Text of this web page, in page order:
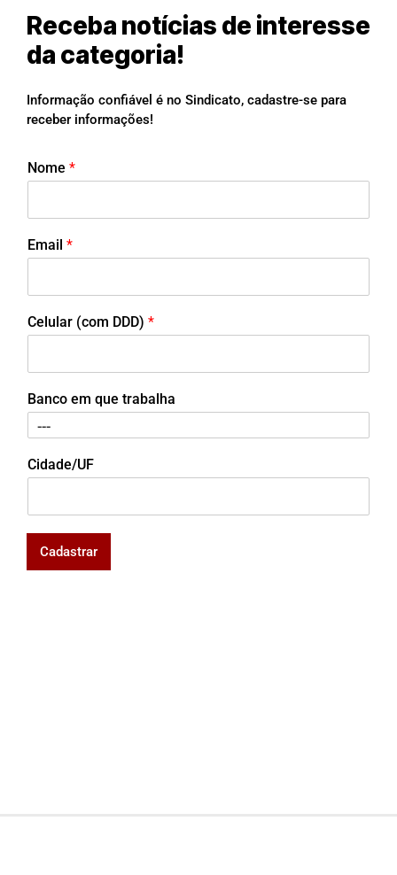
Receba notícias de interesse
da categoria!
Informação confiável é no Sindicato, cadastre-se para
receber informações!
Nome *
Email *
Celular (com DDD) *
Banco em que trabalha
Cidade/UF
Cadastrar